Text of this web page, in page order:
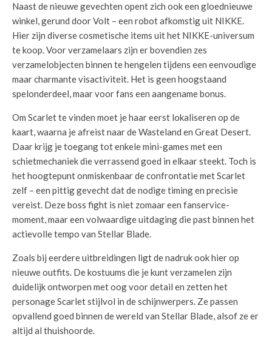
Naast de nieuwe gevechten opent zich ook een gloednieuwe
winkel, gerund door Volt – een robot afkomstig uit NIKKE.
Hier zijn diverse cosmetische items uit het NIKKE-universum
te koop. Voor verzamelaars zijn er bovendien zes
verzamelobjecten binnen te hengelen tijdens een eenvoudige
maar charmante visactiviteit. Het is geen hoogstaand
spelonderdeel, maar voor fans een aangename bonus.
Om Scarlet te vinden moet je haar eerst lokaliseren op de
kaart, waarna je afreist naar de Wasteland en Great Desert.
Daar krijg je toegang tot enkele mini-games met een
schietmechaniek die verrassend goed in elkaar steekt. Toch is
het hoogtepunt onmiskenbaar de confrontatie met Scarlet
zelf – een pittig gevecht dat de nodige timing en precisie
vereist. Deze boss fight is niet zomaar een fanservice-
moment, maar een volwaardige uitdaging die past binnen het
actievolle tempo van Stellar Blade.
Zoals bij eerdere uitbreidingen ligt de nadruk ook hier op
nieuwe outfits. De kostuums die je kunt verzamelen zijn
duidelijk ontworpen met oog voor detail en zetten het
personage Scarlet stijlvol in de schijnwerpers. Ze passen
opvallend goed binnen de wereld van Stellar Blade, alsof ze er
altijd al thuishoorde.